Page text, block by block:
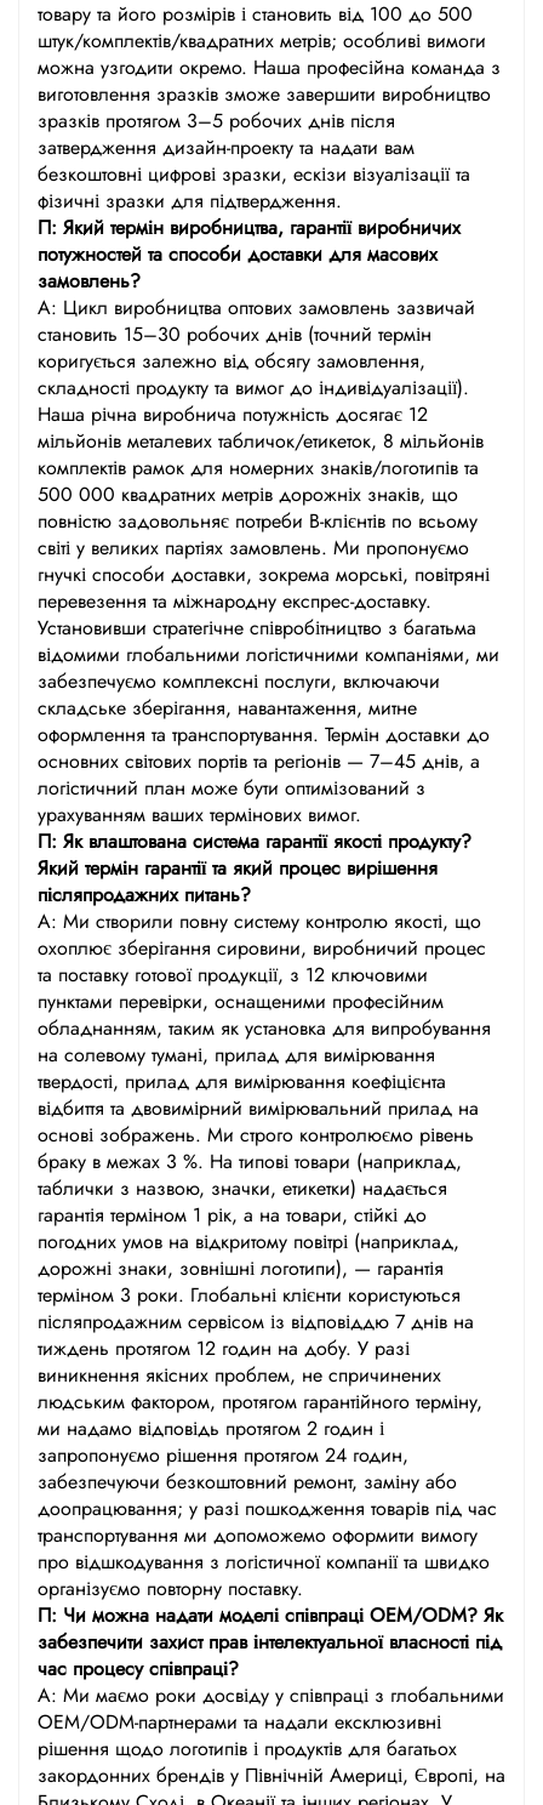
товару та його розмірів і становить від 100 до 500
штук/комплектів/квадратних метрів; особливі вимоги
можна узгодити окремо. Наша професійна команда з
виготовлення зразків зможе завершити виробництво
зразків протягом 3–5 робочих днів після
затвердження дизайн-проекту та надати вам
безкоштовні цифрові зразки, ескізи візуалізації та
фізичні зразки для підтвердження.
П: Який термін виробництва, гарантії виробничих
потужностей та способи доставки для масових
замовлень?
A: Цикл виробництва оптових замовлень зазвичай
становить 15–30 робочих днів (точний термін
коригується залежно від обсягу замовлення,
складності продукту та вимог до індивідуалізації).
Наша річна виробнича потужність досягає 12
мільйонів металевих табличок/етикеток, 8 мільйонів
комплектів рамок для номерних знаків/логотипів та
500 000 квадратних метрів дорожніх знаків, що
повністю задовольняє потреби B-клієнтів по всьому
світі у великих партіях замовлень. Ми пропонуємо
гнучкі способи доставки, зокрема морські, повітряні
перевезення та міжнародну експрес-доставку.
Установивши стратегічне співробітництво з багатьма
відомими глобальними логістичними компаніями, ми
забезпечуємо комплексні послуги, включаючи
складське зберігання, навантаження, митне
оформлення та транспортування. Термін доставки до
основних світових портів та регіонів — 7–45 днів, а
логістичний план може бути оптимізований з
урахуванням ваших термінових вимог.
П: Як влаштована система гарантії якості продукту?
Який термін гарантії та який процес вирішення
післяпродажних питань?
А: Ми створили повну систему контролю якості, що
охоплює зберігання сировини, виробничий процес
та поставку готової продукції, з 12 ключовими
пунктами перевірки, оснащеними професійним
обладнанням, таким як установка для випробування
на солевому тумані, прилад для вимірювання
твердості, прилад для вимірювання коефіцієнта
відбиття та двовимірний вимірювальний прилад на
основі зображень. Ми строго контролюємо рівень
браку в межах 3 %. На типові товари (наприклад,
таблички з назвою, значки, етикетки) надається
гарантія терміном 1 рік, а на товари, стійкі до
погодних умов на відкритому повітрі (наприклад,
дорожні знаки, зовнішні логотипи), — гарантія
терміном 3 роки. Глобальні клієнти користуються
післяпродажним сервісом із відповіддю 7 днів на
тиждень протягом 12 годин на добу. У разі
виникнення якісних проблем, не спричинених
людським фактором, протягом гарантійного терміну,
ми надамо відповідь протягом 2 годин і
запропонуємо рішення протягом 24 годин,
забезпечуючи безкоштовний ремонт, заміну або
доопрацювання; у разі пошкодження товарів під час
транспортування ми допоможемо оформити вимогу
про відшкодування з логістичної компанії та швидко
організуємо повторну поставку.
П: Чи можна надати моделі співпраці OEM/ODM? Як
забезпечити захист прав інтелектуальної власності під
час процесу співпраці?
А: Ми маємо роки досвіду у співпраці з глобальними
OEM/ODM-партнерами та надали ексклюзивні
рішення щодо логотипів і продуктів для багатьох
закордонних брендів у Північній Америці, Європі, на